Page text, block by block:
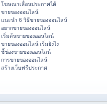
โฆษณาเลื่อนประกาศได้
ขายของออนไลน์
แนะนำ 6 วิธีขายของออนไลน์
อยากขายของออนไลน์
เริ่มต้นขายของออนไลน์
ขายของออนไลน์ เริ่มยังไง
ชี้ช่องขายของออนไลน์
การขายของออนไลน์
สร้างเว็บฟรีประกาศ